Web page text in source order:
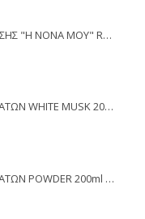
ΚΕΝΤΗΜΕΝΗ ΠΟΔΙΑ ΒΑΦΤΙΣΗΣ "Η ΝΟΝΑ ΜΟΥ" RAISON D'ETRE
ΑΡΩΜΑΤΙΚΟ ΣΠΡΕΙ ΥΦΑΣΜΑΤΩΝ WHITE MUSK 200ml ELEGANT
ΑΡΩΜΑΤΙΚΟ ΣΠΡΕΙ ΥΦΑΣΜΑΤΩΝ POWDER 200ml ELEGANT